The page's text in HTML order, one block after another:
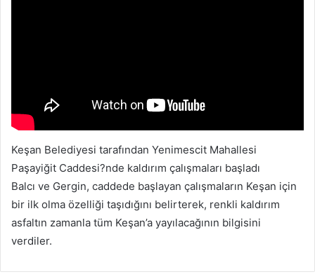
Keşan Belediyesi tarafından Yenimescit Mahallesi
Paşayiğit Caddesi?nde kaldırım çalışmaları başladı
Balcı ve Gergin, caddede başlayan çalışmaların Keşan için
bir ilk olma özelliği taşıdığını belirterek, renkli kaldırım
asfaltın zamanla tüm Keşan’a yayılacağının bilgisini
verdiler.